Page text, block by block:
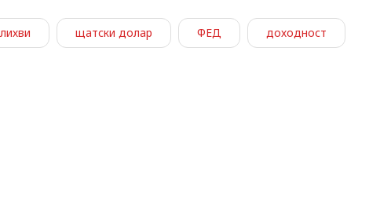
лихви щатски долар ФЕД доходност